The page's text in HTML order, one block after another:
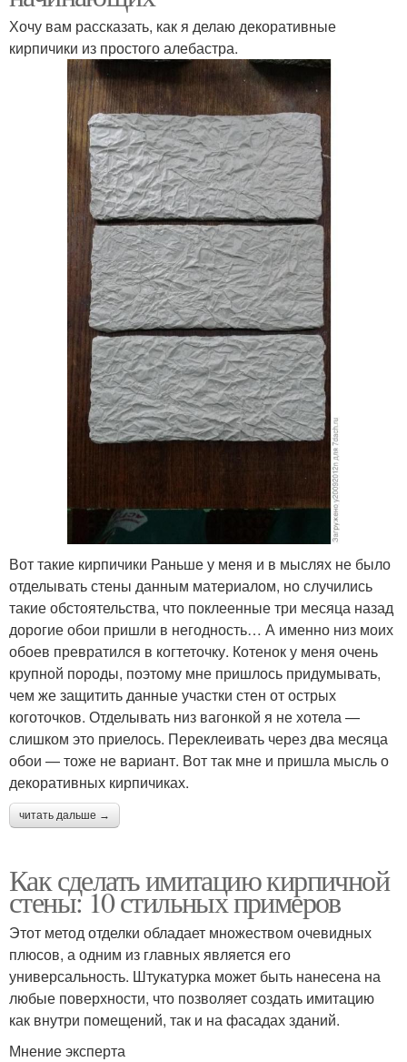
Хочу вам рассказать, как я делаю декоративные
кирпичики из простого алебастра.
Вот такие кирпичики Раньше у меня и в мыслях не было
отделывать стены данным материалом, но случились
такие обстоятельства, что поклеенные три месяца назад
дорогие обои пришли в негодность… А именно низ моих
обоев превратился в когтеточку. Котенок у меня очень
крупной породы, поэтому мне пришлось придумывать,
чем же защитить данные участки стен от острых
коготочков. Отделывать низ вагонкой я не хотела —
слишком это приелось. Переклеивать через два месяца
обои — тоже не вариант. Вот так мне и пришла мысль о
декоративных кирпичиках.
читать дальше →
Как сделать имитацию кирпичной
стены: 10 стильных примеров
Этот метод отделки обладает множеством очевидных
плюсов, а одним из главных является его
универсальность. Штукатурка может быть нанесена на
любые поверхности, что позволяет создать имитацию
как внутри помещений, так и на фасадах зданий.
Мнение эксперта